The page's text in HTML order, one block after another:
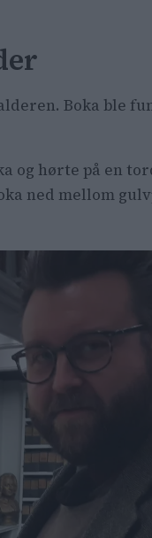
Boka ble
og hørte på en
ned mellom